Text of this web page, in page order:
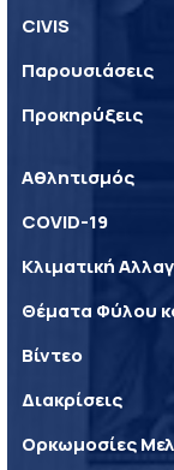
CIVIS
Παρουσιάσεις
Προκηρύξεις
Αθλητισμός
COVID-19
Κλιματική
Θέματα Φύλου
Βίντεο
Διακρίσεις
Ορκωμοσίες